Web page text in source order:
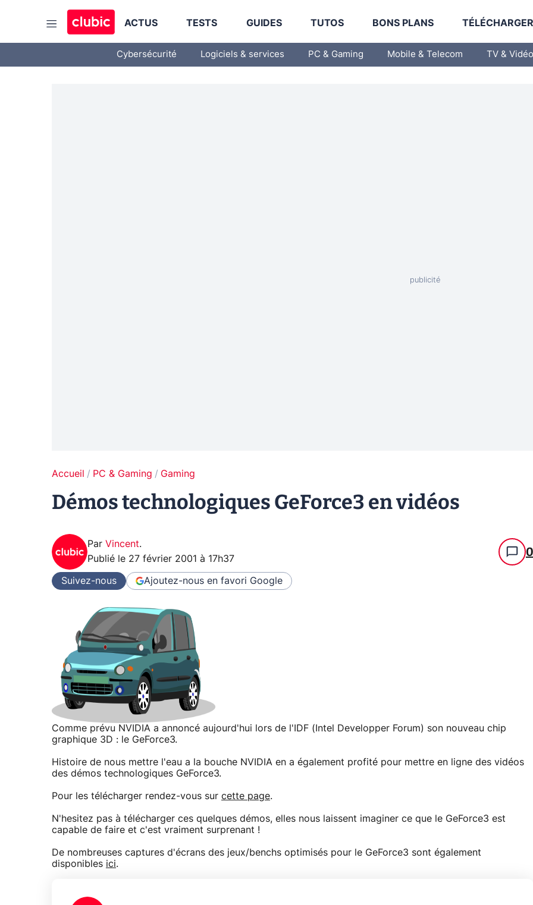
ACTUS TESTS GUIDES TUTOS BONS PLANS
Cybersécurité Logiciels & services PC & Gaming Mobile & Telecom TV & Vidéo
Accueil PC & Gaming Gaming
Démos technologiques GeForce3 en vidéos
Par Vincent.
Publié le 27 février 2001 à 17h37 0
Suivez-nous Ajoutez-nous en favori Google
Comme prévu NVIDIA a annoncé aujourd'hui lors de l'IDF (Intel Developper Forum) son nouveau chip
graphique 3D : le GeForce3.
Histoire de nous mettre l'eau a la bouche NVIDIA en a également profité pour mettre en ligne des vidéos
des démos technologiques GeForce3.
Pour les télécharger rendez-vous sur cette page.
N'hesitez pas à télécharger ces quelques démos, elles nous laissent imaginer ce que le GeForce3 est
capable de faire et c'est vraiment surprenant !
De nombreuses captures d'écrans des jeux/benchs optimisés pour le GeForce3 sont également
disponibles ici.